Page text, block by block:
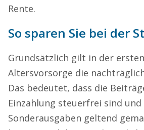
Rente.
So sparen Sie bei der
Grundsätzlich gilt in der
Altersvorsorge die
Das bedeutet, dass die
Einzahlung steuerfrei sind und
Sonderausgaben geltend